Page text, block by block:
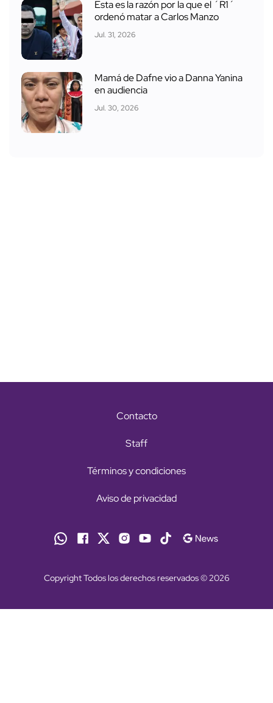
Esta es la razón por la que el ´R1´
ordenó matar a Carlos Manzo
Jul. 31, 2026
Mamá de Dafne vio a Danna Yanina
en audiencia
Jul. 30, 2026
Contacto
Staff
Términos y condiciones
Aviso de privacidad
Copyright Todos los derechos reservados © 2026